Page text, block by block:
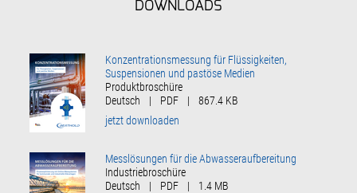
DOWNLOADS
Konzentrationsmessung für Flüssigkeiten,
Suspensionen und pastöse Medien
Produktbroschüre
Deutsch
| PDF |
867.4 KB
jetzt downloaden
Messlösungen für die Abwasseraufbereitung
Industriebroschüre
Deutsch
| PDF |
1.4 MB